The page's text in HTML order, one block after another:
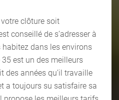
clôture soit
conseillé de s’adresser à
dans les environs
est un des meilleurs
des années qu’il travaille
a toujours su satisfaire sa